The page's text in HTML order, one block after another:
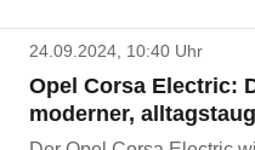
24.09.2024, 10:40 Uhr
Opel Corsa Electric:
moderner,